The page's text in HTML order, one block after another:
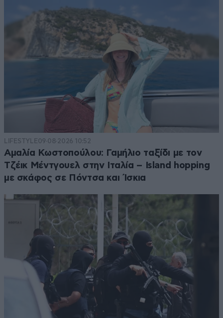
LIFESTYLE09·08·2026 10:52
Αμαλία Κωστοπούλου: Γαμήλιο ταξίδι με τον
Τζέικ Μέντγουελ στην Ιταλία – Island hopping
με σκάφος σε Πόντσα και Ίσκια